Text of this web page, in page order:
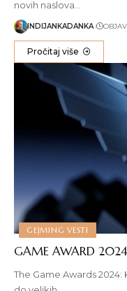
novih naslova…
INDIJANKADANKA
Pročitaj više
GEJMING VESTI
GAME AWARD
The Game Awards